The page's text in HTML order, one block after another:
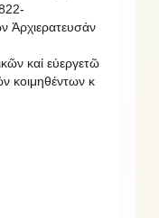
καί εὐεργετῶ
κοιμηθέντων κ